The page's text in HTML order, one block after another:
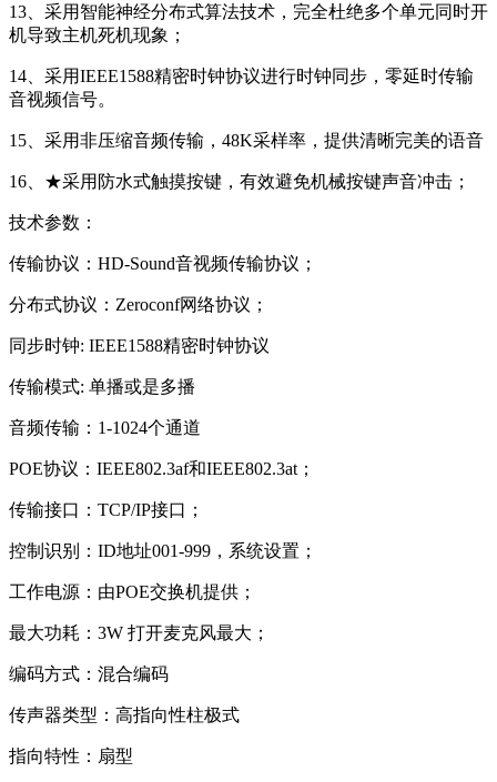
13、采用智能神经分布式算法技术，完全杜绝多个单元同时开
机导致主机死机现象；
14、采用IEEE1588精密时钟协议进行时钟同步，零延时传输
音视频信号。
15、采用非压缩音频传输，48K采样率，提供清晰完美的语音
16、★采用防水式触摸按键，有效避免机械按键声音冲击；
技术参数：
传输协议：HD-Sound音视频传输协议；
分布式协议：Zeroconf网络协议；
同步时钟: IEEE1588精密时钟协议
传输模式: 单播或是多播
音频传输：1-1024个通道
POE协议：IEEE802.3af和IEEE802.3at；
传输接口：TCP/IP接口；
控制识别：ID地址001-999，系统设置；
工作电源：由POE交换机提供；
最大功耗：3W 打开麦克风最大；
编码方式：混合编码
传声器类型：高指向性柱极式
指向特性：扇型